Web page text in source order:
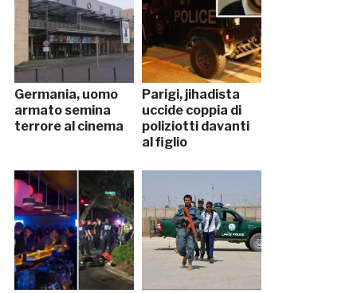
Germania, uomo
armato semina
terrore al cinema
Parigi, jihadista
uccide coppia di
poliziotti davanti
al figlio